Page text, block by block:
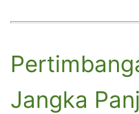
Jangka